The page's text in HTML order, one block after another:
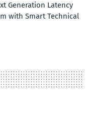
Generation Latency
with Smart Technical